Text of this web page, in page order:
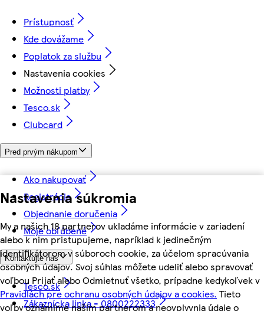
Nastavenia súkromia
My a našich 18 partnerov ukladáme informácie v zariadení
alebo k nim pristupujeme, napríklad k jedinečným
identifikátorom v súboroch cookie, za účelom spracúvania
osobných údajov. Svoj súhlas môžete udeliť alebo spravovať
voľbou Prijať alebo Odmietnuť všetko, prípadne kedykoľvek v
Pravidlách pre ochranu osobných údajov a cookies. Tieto
voľby oznámime našim partnerom a neovplyvnia údaje o
Prístupnosť
Kde dovážame
Poplatok za službu
Nastavenia cookies
Možnosti platby
Tesco.sk
Clubcard
Pred prvým nákupom
Ako nakupovať
Registrácia
Objednanie doručenia
Moje obľúbené
Kontaktujte nás
Tesco.sk
Zákaznícka linka - 0800222333